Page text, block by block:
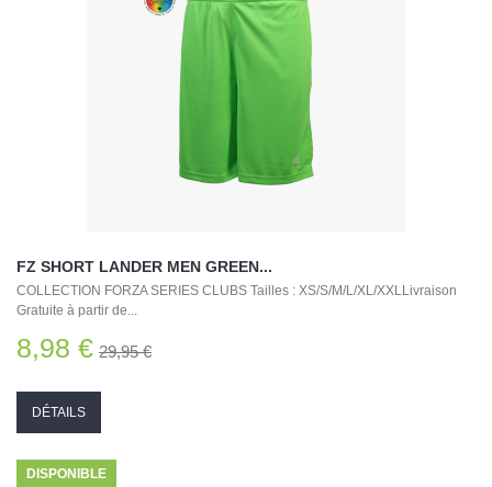
FZ SHORT LANDER MEN GREEN...
COLLECTION FORZA SERIES CLUBS Tailles : XS/S/M/L/XL/XXLLivraison
Gratuite à partir de...
8,98 € 29,95 €
DÉTAILS
DISPONIBLE